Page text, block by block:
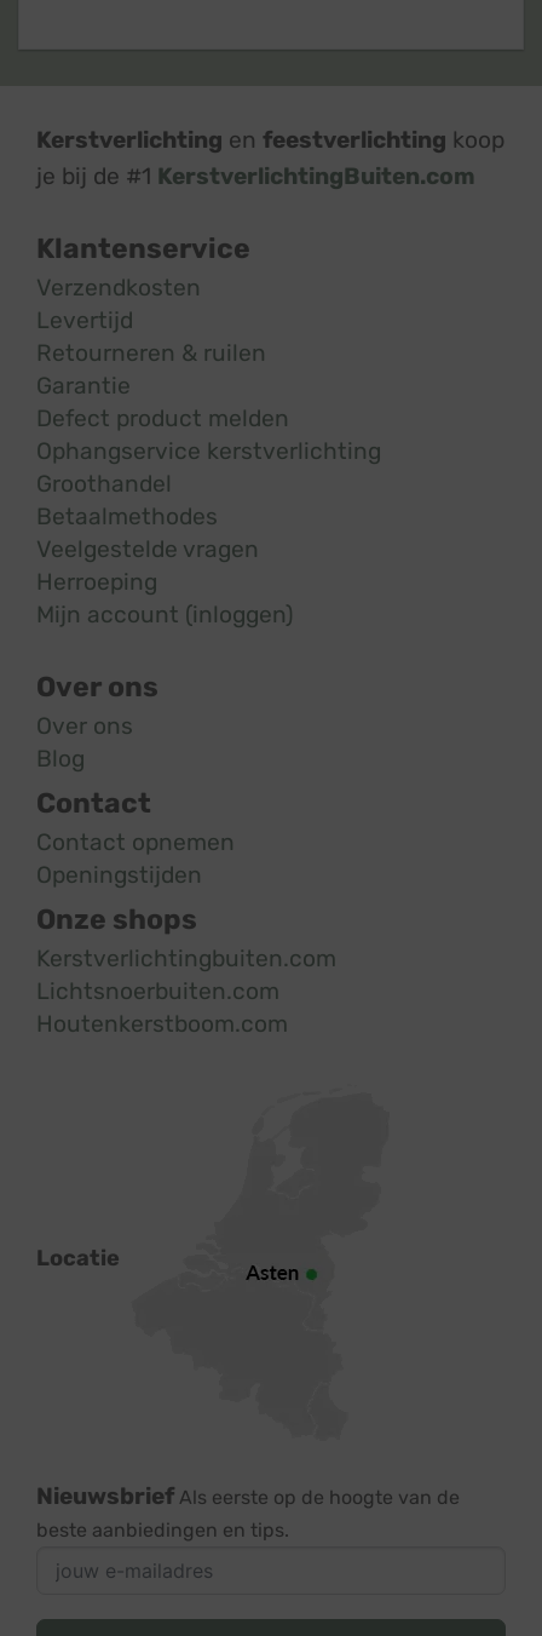
Kerstverlichting en feestverlichting koop
je bij de #1 KerstverlichtingBuiten.com
Klantenservice
Verzendkosten
Levertijd
Retourneren & ruilen
Garantie
Defect product melden
Ophangservice kerstverlichting
Groothandel
Betaalmethodes
Veelgestelde vragen
Herroeping
Mijn account (inloggen)
Over ons
Over ons
Blog
Contact
Contact opnemen
Openingstijden
Onze shops
Kerstverlichtingbuiten.com
Lichtsnoerbuiten.com
Houtenkerstboom.com
Locatie
Nieuwsbrief Als eerste op de hoogte van de
beste aanbiedingen en tips.